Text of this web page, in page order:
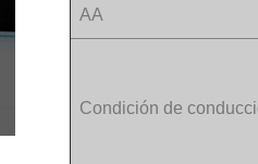
AA
Condición de